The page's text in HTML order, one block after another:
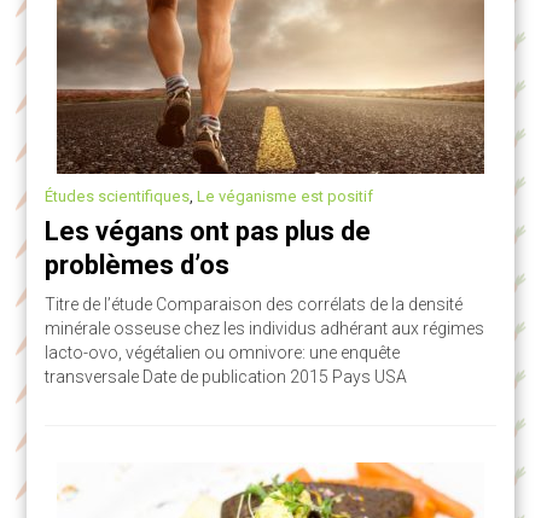
Études scientifiques,Le véganisme est positif
Les végans ont pas plus de
problèmes d’os
Titre de l’étude Comparaison des corrélats de la densité
minérale osseuse chez les individus adhérant aux régimes
lacto-ovo, végétalien ou omnivore: une enquête
transversale Date de publication 2015 Pays USA